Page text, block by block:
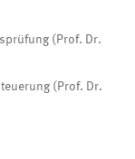
(Prof. Dr.
(Prof. Dr.